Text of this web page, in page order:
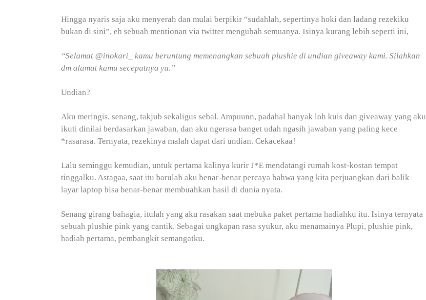
Hingga nyaris saja aku menyerah dan mulai berpikir “sudahlah, sepertinya hoki dan ladang rezekiku
bukan di sini”, eh sebuah mentionan via twitter mengubah semuanya. Isinya kurang lebih seperti ini,
“Selamat @inokari_ kamu beruntung memenangkan sebuah plushie di undian giveaway kami. Silahkan
dm alamat kamu secepatnya ya.”
Undian?
Aku meringis, senang, takjub sekaligus sebal. Ampuunn, padahal banyak loh kuis dan giveaway yang aku
ikuti dinilai berdasarkan jawaban, dan aku ngerasa banget udah ngasih jawaban yang paling kece
*rasarasa. Ternyata, rezekinya malah dapat dari undian. Cekacekaa!
Lalu seminggu kemudian, untuk pertama kalinya kurir J*E mendatangi rumah kost-kostan tempat
tinggalku. Astagaa, saat itu barulah aku benar-benar percaya bahwa yang kita perjuangkan dari balik
layar laptop bisa benar-benar membuahkan hasil di dunia nyata.
Senang girang bahagia, itulah yang aku rasakan saat mebuka paket pertama hadiahku itu. Isinya ternyata
sebuah plushie pink yang cantik. Sebagai ungkapan rasa syukur, aku menamainya Plupi, plushie pink,
hadiah pertama, pembangkit semangatku.